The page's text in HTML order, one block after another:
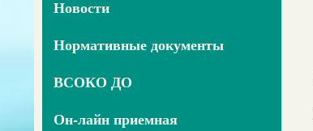
Новости
Нормативные документы
ВСОКО ДО
Он-лайн приемная